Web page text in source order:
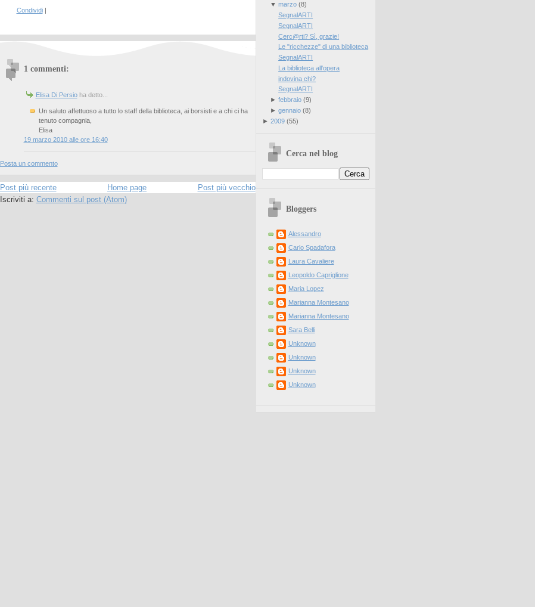
Condividi
1 commenti:
Elisa Di Persioha detto...
Un saluto affettuoso a tutto lo staff della biblioteca, ai borsisti e a chi ci ha
tenuto compagnia,
Elisa
19 marzo 2010 alle ore 16:40
Posta un commento
Post più recente Post più vecchio
Home page
Iscriviti a: Commenti sul post (Atom)
▼ marzo(8)
SegnalARTI
SegnalARTI
Cerc@rti? Sì, grazie!
Le "ricchezze" di una biblioteca
SegnalARTI
La biblioteca all'opera
indovina chi?
SegnalARTI
► febbraio(9)
► gennaio(8)
► 2009(55)
Cerca nel blog
Bloggers
Alessandro
Carlo Spadafora
Laura Cavaliere
Leopoldo Capriglione
Maria Lopez
Marianna Montesano
Marianna Montesano
Sara Belli
Unknown
Unknown
Unknown
Unknown